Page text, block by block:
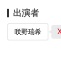
出演者
咲野瑞希